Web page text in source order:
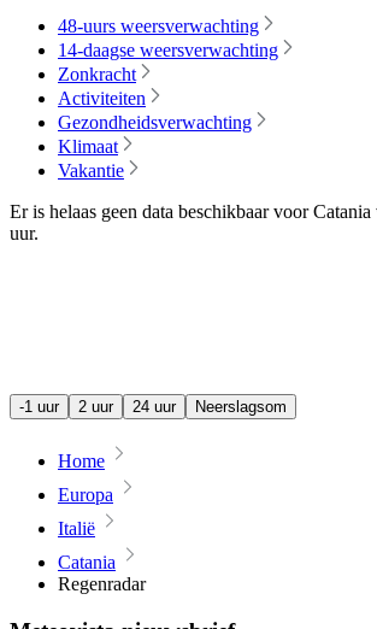
48-uurs weersverwachting
14-daagse weersverwachting
Zonkracht
Activiteiten
Gezondheidsverwachting
Klimaat
Vakantie
Er is helaas geen data beschikbaar voor
uur.
-1 uur 2 uur 24 uur Neerslagsom
Home
Europa
Italië
Catania
Regenradar